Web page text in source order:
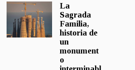
La
Sagrada
Familia,
historia de
un
monument
o